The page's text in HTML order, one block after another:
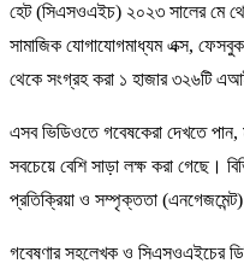
হেট (সিএসওএইচ) ২০২৩ সালের মে
সামাজিক যোগাযোগমাধ্যম এক্স,
থেকে সংগ্রহ করা ১ হাজার ৩২৬টি
এসব ভিডিওতে গবেষকেরা দেখতে পান,
সবচেয়ে বেশি সাড়া লক্ষ করা গেছে।
প্রতিক্রিয়া ও সম্পৃক্ততা (এনগেজমেন্ট)
গবেষণার সহলেখক ও সিএসওএইচের